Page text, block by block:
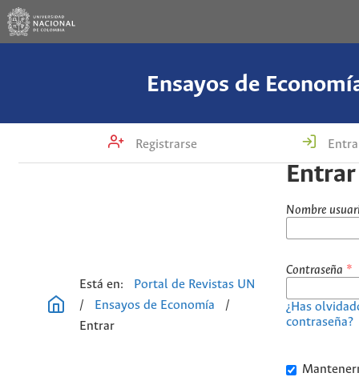
Ensayos de
Registrarse
Está en:
Portal de Revistas UN
/
Ensayos de Economía
/
Entrar
Entrar
Nombre
Contraseña *
¿Has
contraseña?